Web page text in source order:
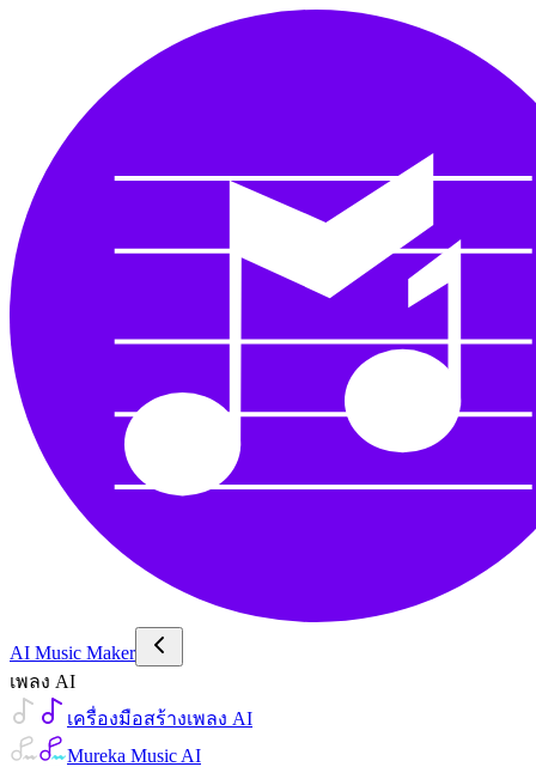
AI Music Maker
เพลง AI
เครื่องมือสร้างเพลง AI
Mureka Music AI